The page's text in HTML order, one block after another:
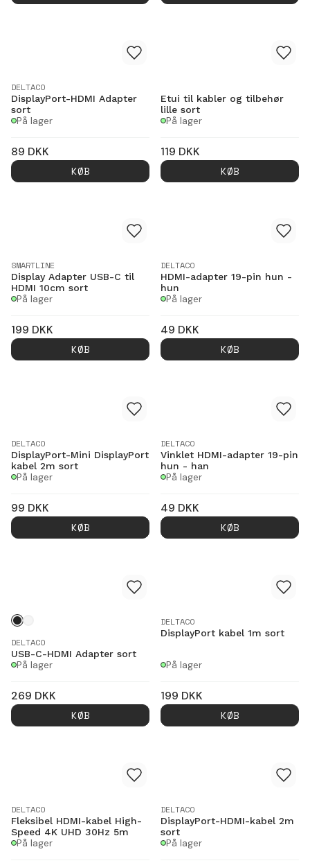
DELTACO
DisplayPort-HDMI Adapter
sort
På lager
89 DKK
KØB
Etui til kabler og tilbehør
lille sort
På lager
119 DKK
KØB
SMARTLINE
Display Adapter USB-C til
HDMI 10cm sort
På lager
199 DKK
KØB
DELTACO
HDMI-adapter 19-pin hun -
hun
På lager
49 DKK
KØB
DELTACO
DisplayPort-Mini DisplayPort
kabel 2m sort
På lager
99 DKK
KØB
DELTACO
Vinklet HDMI-adapter 19-pin
hun - han
På lager
49 DKK
KØB
DELTACO
USB-C-HDMI Adapter sort
På lager
269 DKK
KØB
DELTACO
DisplayPort kabel 1m sort
På lager
199 DKK
KØB
DELTACO
Fleksibel HDMI-kabel High-
Speed 4K UHD 30Hz 5m
På lager
DELTACO
DisplayPort-HDMI-kabel 2m
sort
På lager